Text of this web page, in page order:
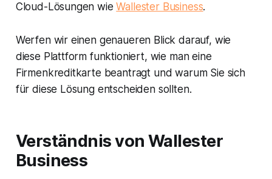
Cloud-Lösungen wieWallester Business.
Werfen wir einen genaueren Blick darauf, wie
diese Plattform funktioniert, wie man eine
Firmenkreditkarte beantragt und warum Sie sich
für diese Lösung entscheiden sollten.
Verständnis von Wallester
Business